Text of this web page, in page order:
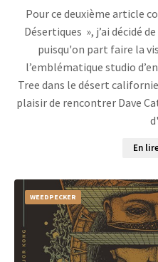
Pour ce deuxième article
Désertiques », j’ai décidé
puisqu'on part faire la
l’emblématique studio
Tree dans le désert
plaisir de rencontrer Dave
En
WEEDPECKER